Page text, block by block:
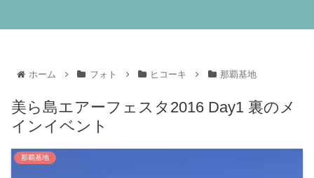
ホーム フォト ヒコーキ 那覇基地
美ら島エアーフェスタ2016 Day1 裏のメ
インイベント
那覇基地